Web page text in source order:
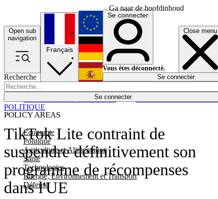
Ga naar de hoofdinhoud
Open sub
navigation
Close menu
Recherche
Se connecter
POLICY AREAS
Economie
Politique
Agriculture et Alimentation
Santé
Technologies
Energie, Environnement et Transport
Défense
Économie
Français
English
Deutsch
Español
Se connecter
Vous êtes déconnecté.
Se connecter
TikTok Lite contraint de
suspendre définitivement son
programme de récompenses
dans l'UE
POLITIQUE